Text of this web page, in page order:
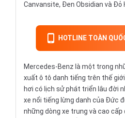
Canvansite, Đen Obsidian và Đỏ
HOTLINE TOÀN
Mercedes-Benz là một trong
xuất ô tô danh tiếng trên thế
hơi có lịch sử phát triển lâu đời
xe nổi tiếng lừng danh của Đức
những dòng xe trung và cao